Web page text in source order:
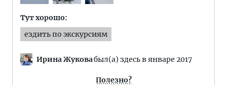
Тут хорошо:
ездить по экскурсиям
Ирина Жуковабыл(а) здесь в январе 2017
Полезно?